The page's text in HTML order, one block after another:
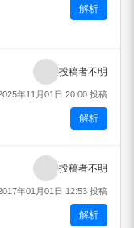
解析
投稿者不明
年11月01日 20:00 投稿
解析
投稿者不明
年01月01日 12:53 投稿
解析